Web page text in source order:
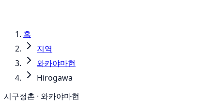
홈
지역
와카야마현
Hirogawa
시구정촌 · 와카야마현